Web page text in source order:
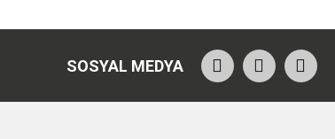
SOSYAL MEDYA